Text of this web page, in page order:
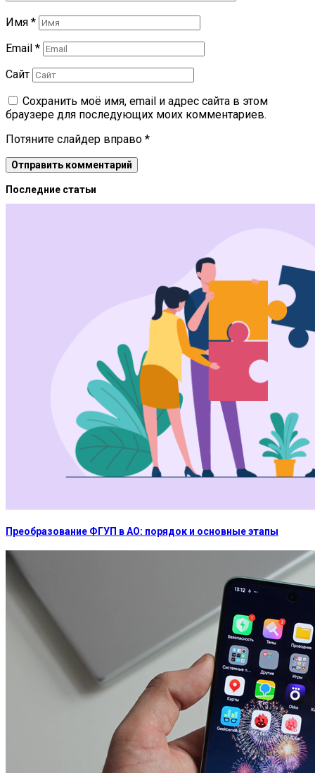
Имя *
Email *
Сайт
Сохранить моё имя, email и адрес сайта в этом
браузере для последующих моих комментариев.
Потяните слайдер вправо *
Последние статьи
Преобразование ФГУП в АО: порядок и основные этапы